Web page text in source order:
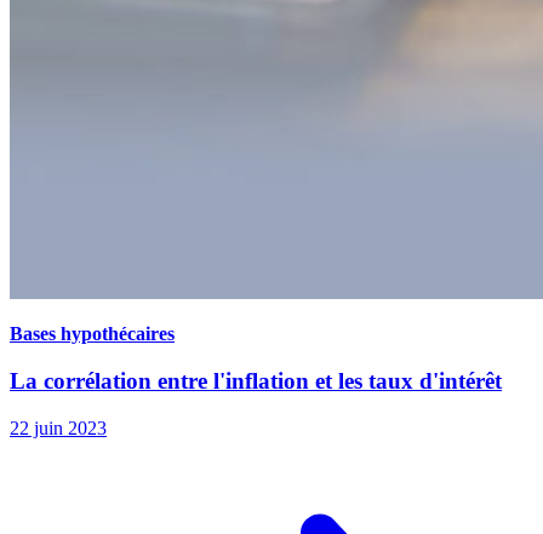
Bases hypothécaires
La corrélation entre l'inflation et les taux d'intérêt
22 juin 2023